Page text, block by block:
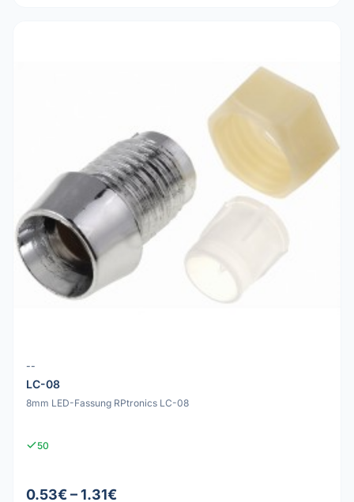
--
LC-08
8mm LED-Fassung RPtronics LC-08
50
0.53€ – 1.31€